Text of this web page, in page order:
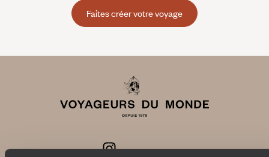
Faites créer votre voyage